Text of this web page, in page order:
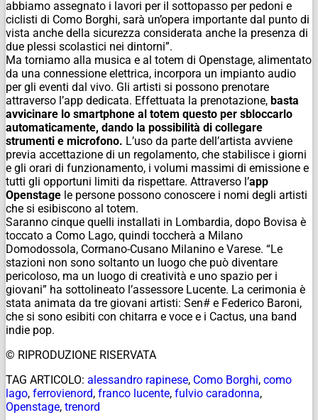
abbiamo assegnato i lavori per il sottopasso per pedoni e
ciclisti di Como Borghi, sarà un’opera importante dal punto di
vista anche della sicurezza considerata anche la presenza di
due plessi scolastici nei dintorni”.
Ma torniamo alla musica e al totem di Openstage, alimentato
da una connessione elettrica, incorpora un impianto audio
per gli eventi dal vivo. Gli artisti si possono prenotare
attraverso l’app dedicata. Effettuata la prenotazione, basta
avvicinare lo smartphone al totem questo per sbloccarlo
automaticamente, dando la possibilità di collegare
strumenti e microfono. L’uso da parte dell’artista avviene
previa accettazione di un regolamento, che stabilisce i giorni
e gli orari di funzionamento, i volumi massimi di emissione e
tutti gli opportuni limiti da rispettare. Attraverso l’app
Openstage le persone possono conoscere i nomi degli artisti
che si esibiscono al totem.
Saranno cinque quelli installati in Lombardia, dopo Bovisa è
toccato a Como Lago, quindi toccherà a Milano
Domodossola, Cormano-Cusano Milanino e Varese. “Le
stazioni non sono soltanto un luogo che può diventare
pericoloso, ma un luogo di creatività e uno spazio per i
giovani” ha sottolineato l’assessore Lucente. La cerimonia è
stata animata da tre giovani artisti: Sen# e Federico Baroni,
che si sono esibiti con chitarra e voce e i Cactus, una band
indie pop.
© RIPRODUZIONE RISERVATA
TAG ARTICOLO: alessandro rapinese, Como Borghi, como
lago, ferrovienord, franco lucente, fulvio caradonna,
Openstage, trenord